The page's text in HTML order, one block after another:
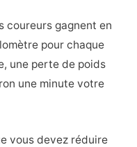
coureurs gagnent en
pour chaque
une perte de poids
une minute votre
vous devez réduire